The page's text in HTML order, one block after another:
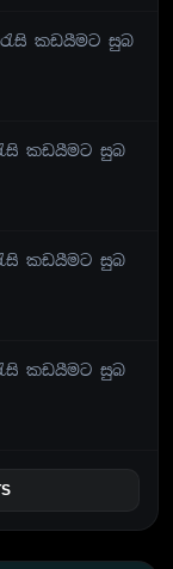
කඩයීමට සුබ
කඩයීමට සුබ
කඩයීමට සුබ
කඩයීමට සුබ